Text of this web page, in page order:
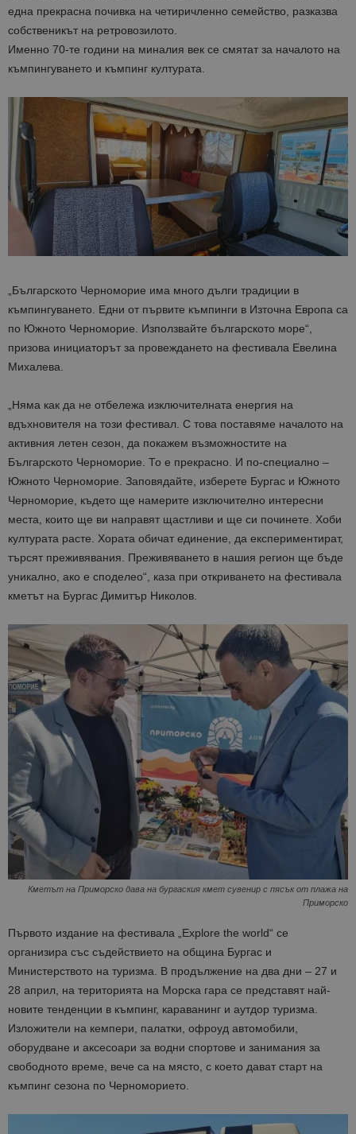
една прекрасна почивка на четиричленно семейство, разказва
собственикът на ретровозилото.
Именно 70-те години на миналия век се смятат за началото на
къмпингуването и къмпинг културата.
„Българското Черноморие има много дълги традиции в
къмпингуването. Едни от първите къмпинги в Източна Европа са
по Южното Черноморие. Използвайте българското море“,
призова инициаторът за провеждането на фестивала Евелина
Михалева.
„Няма как да не отбележа изключителната енергия на
вдъхновителя на този фестивал. С това поставяме началото на
активния летен сезон, да покажем възможностите на
Българското Черноморие. То е прекрасно. И по-специално –
Южното Черноморие. Заповядайте, изберете Бургас и Южното
Черноморие, където ще намерите изключително интересни
места, които ще ви направят щастливи и ще си починете. Хоби
културата расте. Хората обичат единение, да експериментират,
търсят преживявания. Преживяването в нашия регион ще бъде
уникално, ако е споделео“, каза при откриването на фестивала
кметът на Бургас Димитър Николов.
Кметът на Приморско дава на бургаския кмет сувенир с пясък от плажа на
Приморско
Първото издание на фестивала „Explore the world“ се
организира със съдействието на община Бургас и
Министерството на туризма. В продължение на два дни – 27 и
28 април, на територията на Морска гара се представят най-
новите тенденции в къмпинг, караванинг и аутдор туризма.
Изложители на кемпери, палатки, офроуд автомобили,
оборудване и аксесоари за водни спортове и занимания за
свободното време, вече са на място, с което дават старт на
къмпинг сезона по Черноморието.